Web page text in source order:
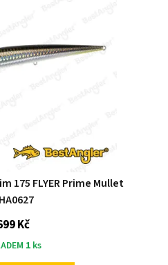
175 FLYER Prime Mullet
Kč
1 ks